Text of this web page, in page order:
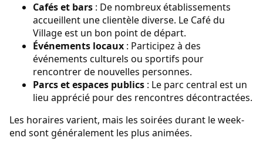
Cafés et bars : De nombreux établissements
accueillent une clientèle diverse. Le Café du
Village est un bon point de départ.
Événements locaux : Participez à des
événements culturels ou sportifs pour
rencontrer de nouvelles personnes.
Parcs et espaces publics : Le parc central est un
lieu apprécié pour des rencontres décontractées.
Les horaires varient, mais les soirées durant le week-
end sont généralement les plus animées.